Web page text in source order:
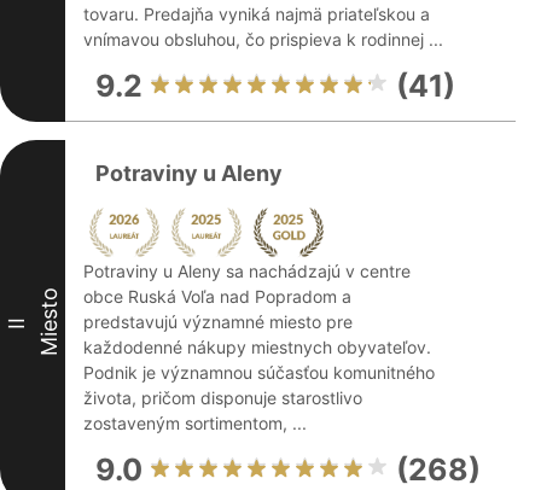
tovaru. Predajňa vyniká najmä priateľskou a
vnímavou obsluhou, čo prispieva k rodinnej ...
9.2 (41)
II Miesto
Potraviny u Aleny
Potraviny u Aleny sa nachádzajú v centre
obce Ruská Voľa nad Popradom a
predstavujú významné miesto pre
každodenné nákupy miestnych obyvateľov.
Podnik je významnou súčasťou komunitného
života, pričom disponuje starostlivo
zostaveným sortimentom, ...
9.0 (268)